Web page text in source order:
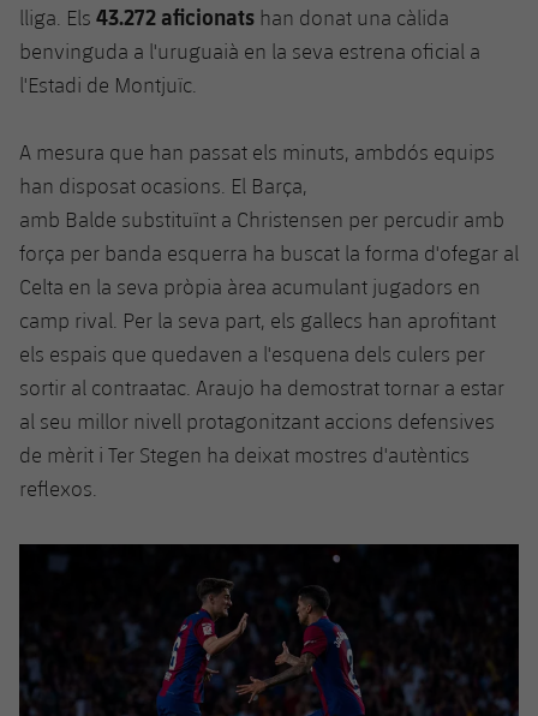
lliga. Els 43.272 aficionats han donat una càlida
benvinguda a l'uruguaià en la seva estrena oficial a
l'Estadi de Montjuïc.
A mesura que han passat els minuts, ambdós equips
han disposat ocasions. El Barça,
amb Balde substituïnt a Christensen per percudir amb
força per banda esquerra ha buscat la forma d'ofegar al
Celta en la seva pròpia àrea acumulant jugadors en
camp rival. Per la seva part, els gallecs han aprofitant
els espais que quedaven a l'esquena dels culers per
sortir al contraatac. Araujo ha demostrat tornar a estar
al seu millor nivell protagonitzant accions defensives
de mèrit i Ter Stegen ha deixat mostres d'autèntics
reflexos.